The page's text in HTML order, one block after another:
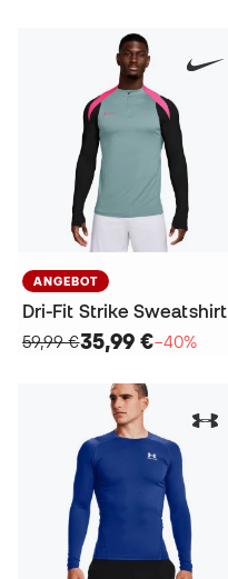
ANGEBOT
Dri-Fit Strike Sweatshirt
59,99 €35,99 €−40%